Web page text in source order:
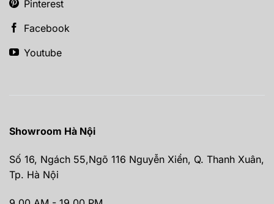
Pinterest
Facebook
Youtube
Showroom Hà Nội
Số 16, Ngách 55,Ngõ 116 Nguyễn Xiển, Q. Thanh Xuân,
Tp. Hà Nội